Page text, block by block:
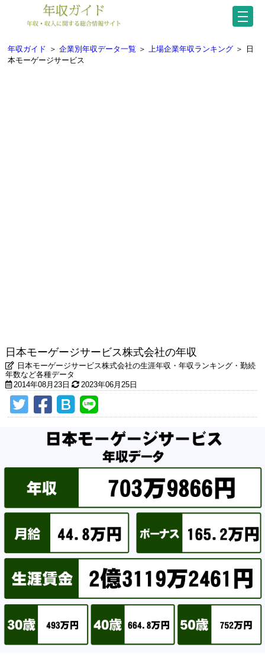
年収ガイド ＞ 企業別年収データ一覧 ＞ 上場企業年収ランキング ＞
日
本モーゲージサービス
日本モーゲージサービス株式会社の年収
日本モーゲージサービス株式会社の生涯年収・年収ランキング・勤続
年数など各種データ
2014年08月23日
2023年06月25日